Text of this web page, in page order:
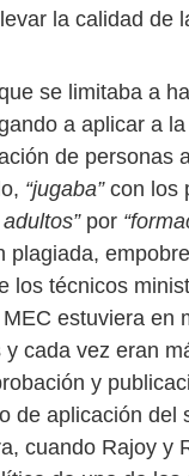
la calidad de
se limitaba a
a aplicar a
de personas
“jugaba”con los
por
plagiada,
los técnicos
estuviera en
cada vez eran
y
de aplicación del
cuando Rajoy y